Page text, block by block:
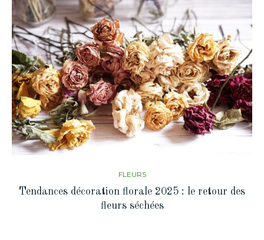
FLEURS
Tendances décoration florale 2025 : le retour des
fleurs séchées